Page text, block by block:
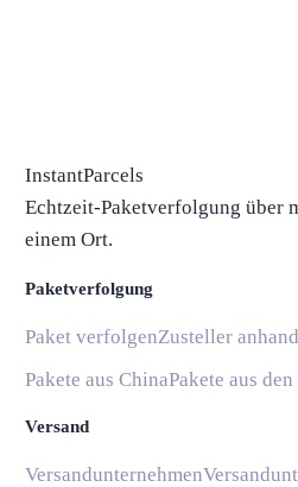
InstantParcels
Echtzeit-Paketverfolgung über
einem Ort.
Paketverfolgung
Paket verfolgenZusteller
Pakete aus ChinaPakete aus
Versand
Versandunternehmen